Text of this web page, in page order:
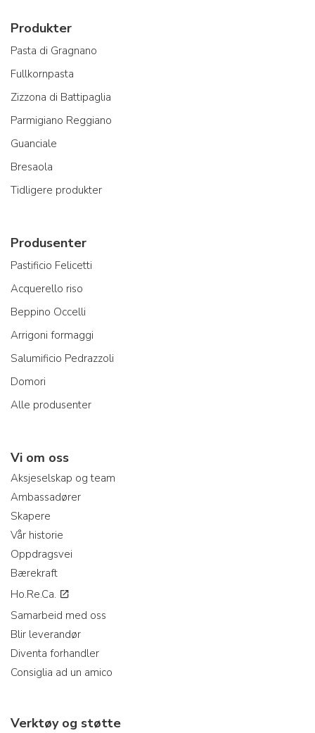
Produkter
Pasta di Gragnano
Fullkornpasta
Zizzona di Battipaglia
Parmigiano Reggiano
Guanciale
Bresaola
Tidligere produkter
Produsenter
Pastificio Felicetti
Acquerello riso
Beppino Occelli
Arrigoni formaggi
Salumificio Pedrazzoli
Domori
Alle produsenter
Vi om oss
Aksjeselskap og team
Ambassadører
Skapere
Vår historie
Oppdragsvei
Bærekraft
Ho.Re.Ca.
Samarbeid med oss
Blir leverandør
Diventa forhandler
Consiglia ad un amico
Verktøy og støtte